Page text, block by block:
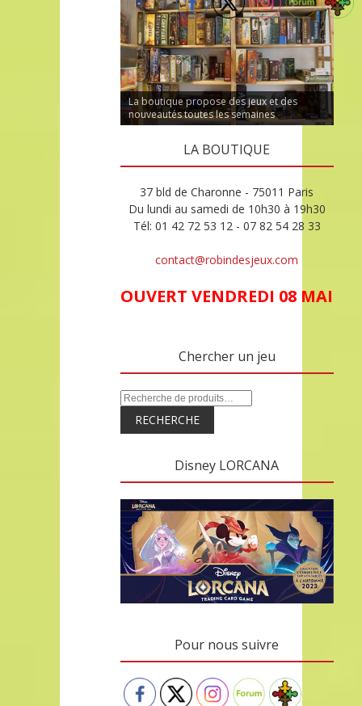
La boutique propose des jeux et des
nouveautés toutes les semaines
LA BOUTIQUE
37 bld de Charonne - 75011 Paris
Du lundi au samedi de 10h30 à 19h30
Tél: 01 42 72 53 12 - 07 82 54 28 33
contact@robindesjeux.com
OUVERT VENDREDI 08 MAI
Chercher un jeu
RECHERCHE
Disney LORCANA
Pour nous suivre